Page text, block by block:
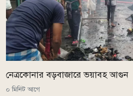
নেত্রকোনার বড়বাজারে ভয়াবহ আগুন
০ মিনিট আগে